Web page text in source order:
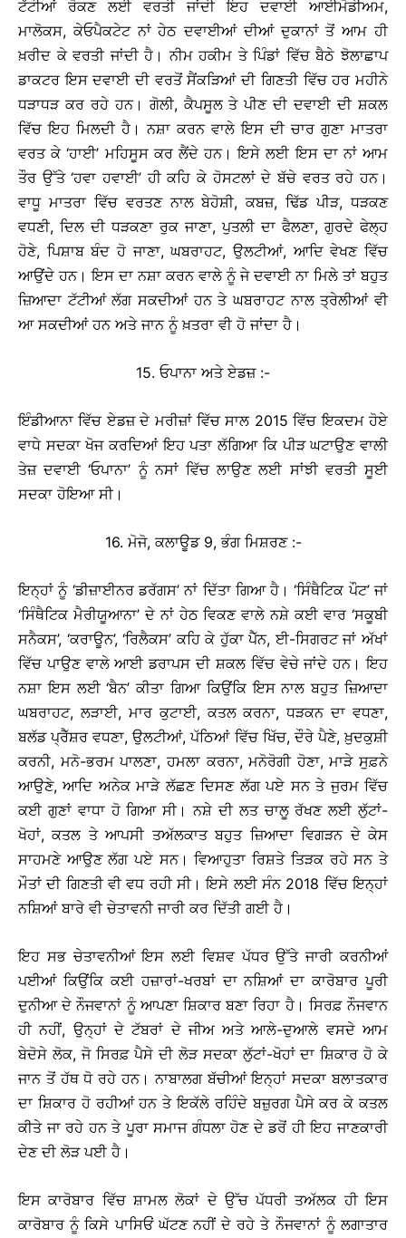
ਟੱਟੀਆਂ ਰੋਕਣ ਲਈ ਵਰਤੀ ਜਾਂਦੀ ਇਹ ਦਵਾਈ ਆਈਮੋਡੀਅਮ,
ਮਾਲੋਕਸ, ਕੇਓਪੈਕਟੇਟ ਨਾਂ ਹੇਠ ਦਵਾਈਆਂ ਦੀਆਂ ਦੁਕਾਨਾਂ ਤੋਂ ਆਮ ਹੀ
ਖ਼ਰੀਦ ਕੇ ਵਰਤੀ ਜਾਂਦੀ ਹੈ। ਨੀਮ ਹਕੀਮ ਤੇ ਪਿੰਡਾਂ ਵਿੱਚ ਬੈਠੇ ਝੋਲਾਛਾਪ
ਡਾਕਟਰ ਇਸ ਦਵਾਈ ਦੀ ਵਰਤੋਂ ਸੈਂਕੜਿਆਂ ਦੀ ਗਿਣਤੀ ਵਿੱਚ ਹਰ ਮਹੀਨੇ
ਧੜਾਧੜ ਕਰ ਰਹੇ ਹਨ। ਗੋਲੀ, ਕੈਪਸੂਲ ਤੇ ਪੀਣ ਦੀ ਦਵਾਈ ਦੀ ਸ਼ਕਲ
ਵਿੱਚ ਇਹ ਮਿਲਦੀ ਹੈ। ਨਸ਼ਾ ਕਰਨ ਵਾਲੇ ਇਸ ਦੀ ਚਾਰ ਗੁਣਾ ਮਾਤਰਾ
ਵਰਤ ਕੇ ‘ਹਾਈ’ ਮਹਿਸੂਸ ਕਰ ਲੈਂਦੇ ਹਨ। ਇਸੇ ਲਈ ਇਸ ਦਾ ਨਾਂ ਆਮ
ਤੌਰ ਉੱਤੇ ‘ਹਵਾ ਹਵਾਈ’ ਹੀ ਕਹਿ ਕੇ ਹੋਸਟਲਾਂ ਦੇ ਬੱਚੇ ਵਰਤ ਰਹੇ ਹਨ।
ਵਾਧੂ ਮਾਤਰਾ ਵਿੱਚ ਵਰਤਣ ਨਾਲ ਬੇਹੋਸ਼ੀ, ਕਬਜ਼, ਢਿੱਡ ਪੀੜ, ਧੜਕਣ
ਵਧਣੀ, ਦਿਲ ਦੀ ਧੜਕਣਾ ਰੁਕ ਜਾਣਾ, ਪੁਤਲੀ ਦਾ ਫੈਲਣਾ, ਗੁਰਦੇ ਫੇਲ੍ਹ
ਹੋਣੇ, ਪਿਸ਼ਾਬ ਬੰਦ ਹੋ ਜਾਣਾ, ਘਬਰਾਹਟ, ਉਲਟੀਆਂ, ਆਦਿ ਵੇਖਣ ਵਿੱਚ
ਆਉਂਦੇ ਹਨ। ਇਸ ਦਾ ਨਸ਼ਾ ਕਰਨ ਵਾਲੇ ਨੂੰ ਜੇ ਦਵਾਈ ਨਾ ਮਿਲੇ ਤਾਂ ਬਹੁਤ
ਜ਼ਿਆਦਾ ਟੱਟੀਆਂ ਲੱਗ ਸਕਦੀਆਂ ਹਨ ਤੇ ਘਬਰਾਹਟ ਨਾਲ ਤ੍ਰੇਲੀਆਂ ਵੀ
ਆ ਸਕਦੀਆਂ ਹਨ ਅਤੇ ਜਾਨ ਨੂੰ ਖ਼ਤਰਾ ਵੀ ਹੋ ਜਾਂਦਾ ਹੈ।
15. ਓਪਾਨਾ ਅਤੇ ਏਡਜ਼ :-
ਇੰਡੀਆਨਾ ਵਿੱਚ ਏਡਜ਼ ਦੇ ਮਰੀਜ਼ਾਂ ਵਿੱਚ ਸਾਲ 2015 ਵਿੱਚ ਇਕਦਮ ਹੋਏ
ਵਾਧੇ ਸਦਕਾ ਖੋਜ ਕਰਦਿਆਂ ਇਹ ਪਤਾ ਲੱਗਿਆ ਕਿ ਪੀੜ ਘਟਾਉਣ ਵਾਲੀ
ਤੇਜ਼ ਦਵਾਈ ‘ਓਪਾਨਾ’ ਨੂੰ ਨਸਾਂ ਵਿੱਚ ਲਾਉਣ ਲਈ ਸਾਂਝੀ ਵਰਤੀ ਸੂਈ
ਸਦਕਾ ਹੋਇਆ ਸੀ।
16. ਮੋਜੋ, ਕਲਾਊਡ 9, ਭੰਗ ਮਿਸ਼ਰਣ :-
ਇਨ੍ਹਾਂ ਨੂੰ ‘ਡੀਜ਼ਾਈਨਰ ਡਰੱਗਸ’ ਨਾਂ ਦਿੱਤਾ ਗਿਆ ਹੈ। ‘ਸਿੰਥੈਟਿਕ ਪੌਟ’ ਜਾਂ
‘ਸਿੰਥੈਟਿਕ ਮੈਰੀਯੂਆਨਾ’ ਦੇ ਨਾਂ ਹੇਠ ਵਿਕਣ ਵਾਲੇ ਨਸ਼ੇ ਕਈ ਵਾਰ ‘ਸਕੂਬੀ
ਸਨੈਕਸ’, ‘ਕਰਾਊਨ’, ‘ਰਿਲੈਕਸ’ ਕਹਿ ਕੇ ਹੁੱਕਾ ਪੈੱਨ, ਈ-ਸਿਗਰਟ ਜਾਂ ਅੱਖਾਂ
ਵਿੱਚ ਪਾਉਣ ਵਾਲੇ ਆਈ ਡਰਾਪਸ ਦੀ ਸ਼ਕਲ ਵਿੱਚ ਵੇਚੇ ਜਾਂਦੇ ਹਨ। ਇਹ
ਨਸ਼ਾ ਇਸ ਲਈ ‘ਬੈਨ’ ਕੀਤਾ ਗਿਆ ਕਿਉਂਕਿ ਇਸ ਨਾਲ ਬਹੁਤ ਜ਼ਿਆਦਾ
ਘਬਰਾਹਟ, ਲੜਾਈ, ਮਾਰ ਕੁਟਾਈ, ਕਤਲ ਕਰਨਾ, ਧੜਕਨ ਦਾ ਵਧਣਾ,
ਬਲੱਡ ਪ੍ਰੈੱਸ਼ਰ ਵਧਣਾ, ਉਲਟੀਆਂ, ਪੱਠਿਆਂ ਵਿੱਚ ਖਿੱਚ, ਦੌਰੇ ਪੈਣੇ, ਖ਼ੁਦਕੁਸ਼ੀ
ਕਰਨੀ, ਮਨੋ-ਭਰਮ ਪਾਲਣਾ, ਹਮਲਾ ਕਰਨਾ, ਮਨੋਰੋਗੀ ਹੋਣਾ, ਮਾੜੇ ਸੁਫ਼ਨੇ
ਆਉਣੇ, ਆਦਿ ਅਨੇਕ ਮਾੜੇ ਲੱਛਣ ਦਿਸਣ ਲੱਗ ਪਏ ਸਨ ਤੇ ਜੁਰਮ ਵਿੱਚ
ਕਈ ਗੁਣਾਂ ਵਾਧਾ ਹੋ ਗਿਆ ਸੀ। ਨਸ਼ੇ ਦੀ ਲਤ ਚਾਲੂ ਰੱਖਣ ਲਈ ਲੁੱਟਾਂ-
ਖੋਹਾਂ, ਕਤਲ ਤੇ ਆਪਸੀ ਤਅੱਲਕਾਤ ਬਹੁਤ ਜ਼ਿਆਦਾ ਵਿਗੜਨ ਦੇ ਕੇਸ
ਸਾਹਮਣੇ ਆਉਣ ਲੱਗ ਪਏ ਸਨ। ਵਿਆਹੁਤਾ ਰਿਸ਼ਤੇ ਤਿੜਕ ਰਹੇ ਸਨ ਤੇ
ਮੌਤਾਂ ਦੀ ਗਿਣਤੀ ਵੀ ਵਧ ਰਹੀ ਸੀ। ਇਸੇ ਲਈ ਸੰਨ 2018 ਵਿੱਚ ਇਨ੍ਹਾਂ
ਨਸ਼ਿਆਂ ਬਾਰੇ ਵੀ ਚੇਤਾਵਨੀ ਜਾਰੀ ਕਰ ਦਿੱਤੀ ਗਈ ਹੈ।
ਇਹ ਸਭ ਚੇਤਾਵਨੀਆਂ ਇਸ ਲਈ ਵਿਸ਼ਵ ਪੱਧਰ ਉੱਤੇ ਜਾਰੀ ਕਰਨੀਆਂ
ਪਈਆਂ ਕਿਉਂਕਿ ਕਈ ਹਜ਼ਾਰਾਂ-ਖਰਬਾਂ ਦਾ ਨਸ਼ਿਆਂ ਦਾ ਕਾਰੋਬਾਰ ਪੂਰੀ
ਦੁਨੀਆ ਦੇ ਨੌਜਵਾਨਾਂ ਨੂੰ ਆਪਣਾ ਸ਼ਿਕਾਰ ਬਣਾ ਰਿਹਾ ਹੈ। ਸਿਰਫ਼ ਨੌਜਵਾਨ
ਹੀ ਨਹੀਂ, ਉਨ੍ਹਾਂ ਦੇ ਟੱਬਰਾਂ ਦੇ ਜੀਅ ਅਤੇ ਆਲੇ-ਦੁਆਲੇ ਵਸਦੇ ਆਮ
ਬੇਦੋਸੇ ਲੋਕ, ਜੋ ਸਿਰਫ਼ ਪੈਸੇ ਦੀ ਲੋੜ ਸਦਕਾ ਲੁੱਟਾਂ-ਖੋਹਾਂ ਦਾ ਸ਼ਿਕਾਰ ਹੋ ਕੇ
ਜਾਨ ਤੋਂ ਹੱਥ ਧੋ ਰਹੇ ਹਨ। ਨਾਬਾਲਗ ਬੱਚੀਆਂ ਇਨ੍ਹਾਂ ਸਦਕਾ ਬਲਾਤਕਾਰ
ਦਾ ਸ਼ਿਕਾਰ ਹੋ ਰਹੀਆਂ ਹਨ ਤੇ ਇਕੱਲੇ ਰਹਿੰਦੇ ਬਜ਼ੁਰਗ ਪੈਸੇ ਕਰ ਕੇ ਕਤਲ
ਕੀਤੇ ਜਾ ਰਹੇ ਹਨ ਤੇ ਪੂਰਾ ਸਮਾਜ ਗੰਧਲਾ ਹੋਣ ਦੇ ਡਰੋਂ ਹੀ ਇਹ ਜਾਣਕਾਰੀ
ਦੇਣ ਦੀ ਲੋੜ ਪਈ ਹੈ।
ਇਸ ਕਾਰੋਬਾਰ ਵਿੱਚ ਸ਼ਾਮਲ ਲੋਕਾਂ ਦੇ ਉੱਚ ਪੱਧਰੀ ਤਅੱਲਕ ਹੀ ਇਸ
ਕਾਰੋਬਾਰ ਨੂੰ ਕਿਸੇ ਪਾਸਿਓਂ ਘੱਟਣ ਨਹੀਂ ਦੇ ਰਹੇ ਤੇ ਨੌਜਵਾਨਾਂ ਨੂੰ ਲਗਾਤਾਰ